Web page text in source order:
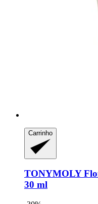
Carrinho
TONYMOLY
30 ml